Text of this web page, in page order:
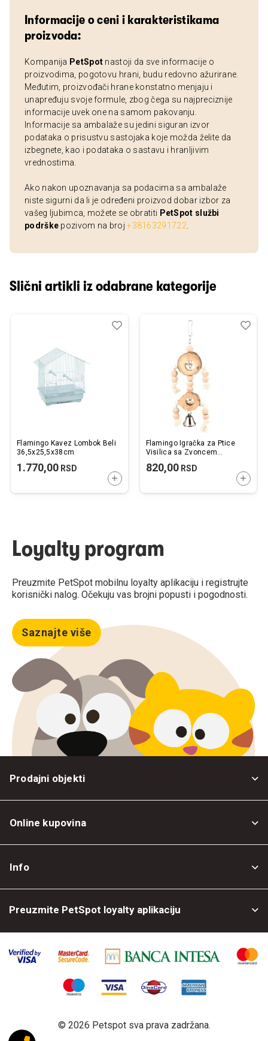
Informacije o ceni i karakteristikama
proizvoda:
Kompanija PetSpot nastoji da sve informacije o
proizvodima, pogotovu hrani, budu redovno ažurirane.
Međutim, proizvođači hrane konstatno menjaju i
unapređuju svoje formule, zbog čega su najpreciznije
informacije uvek one na samom pakovanju.
Informacije sa ambalaže su jedini siguran izvor
podataka o prisustvu sastojaka koje možda želite da
izbegnete, kao i podataka o sastavu i hranljivim
vrednostima.
Ako nakon upoznavanja sa podacima sa ambalaže
niste sigurni da li je određeni proizvod dobar izbor za
vašeg ljubimca, možete se obratiti PetSpot službi
podrške pozivom na broj+38163291722
Slični artikli iz odabrane kategorije
Flamingo Kavez Lombok Beli
36,5x25,5x38cm
1.770,00 RSD
DODAJTE U KORPU
Dodaj
Uporedi
Flamingo Igračka za Ptice
Visilica sa Zvoncem
820,00RSD
Loyalty program
Preuzmite PetSpot mobilnu loyalty aplikaciju i registrujte
korisnički nalog. Očekuju vas brojni popusti i pogodnosti.
Saznajte više
Prodajni objekti
Online kupovina
Info
Preuzmite PetSpot loyalty aplikaciju
© 2026 Petspot sva prava zadržana.